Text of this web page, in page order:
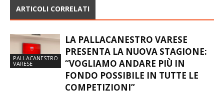
ARTICOLI CORRELATI
PALLACANESTRO
VARESE
LA PALLACANESTRO VARESE
PRESENTA LA NUOVA STAGIONE:
“VOGLIAMO ANDARE PIÙ IN
FONDO POSSIBILE IN TUTTE LE
COMPETIZIONI”